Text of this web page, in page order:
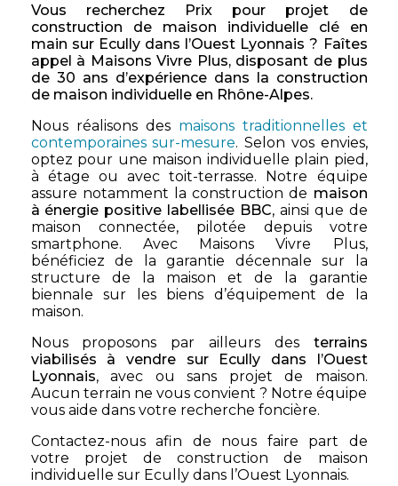
Vous recherchez Prix pour projet de
construction de maison individuelle clé en
main sur Ecully dans l’Ouest Lyonnais ? Faîtes
appel à Maisons Vivre Plus, disposant de plus
de 30 ans d’expérience dans la construction
de maison individuelle en Rhône-Alpes.
Nous réalisons des maisons traditionnelles et
contemporaines sur-mesure. Selon vos envies,
optez pour une maison individuelle plain pied,
à étage ou avec toit-terrasse. Notre équipe
assure notamment la construction de maison
à énergie positive labellisée BBC, ainsi que de
maison connectée, pilotée depuis votre
smartphone. Avec Maisons Vivre Plus,
bénéficiez de la garantie décennale sur la
structure de la maison et de la garantie
biennale sur les biens d’équipement de la
maison.
Nous proposons par ailleurs des terrains
viabilisés à vendre sur Ecully dans l’Ouest
Lyonnais, avec ou sans projet de maison.
Aucun terrain ne vous convient ? Notre équipe
vous aide dans votre recherche foncière.
Contactez-nous afin de nous faire part de
votre projet de construction de maison
individuelle sur Ecully dans l’Ouest Lyonnais.